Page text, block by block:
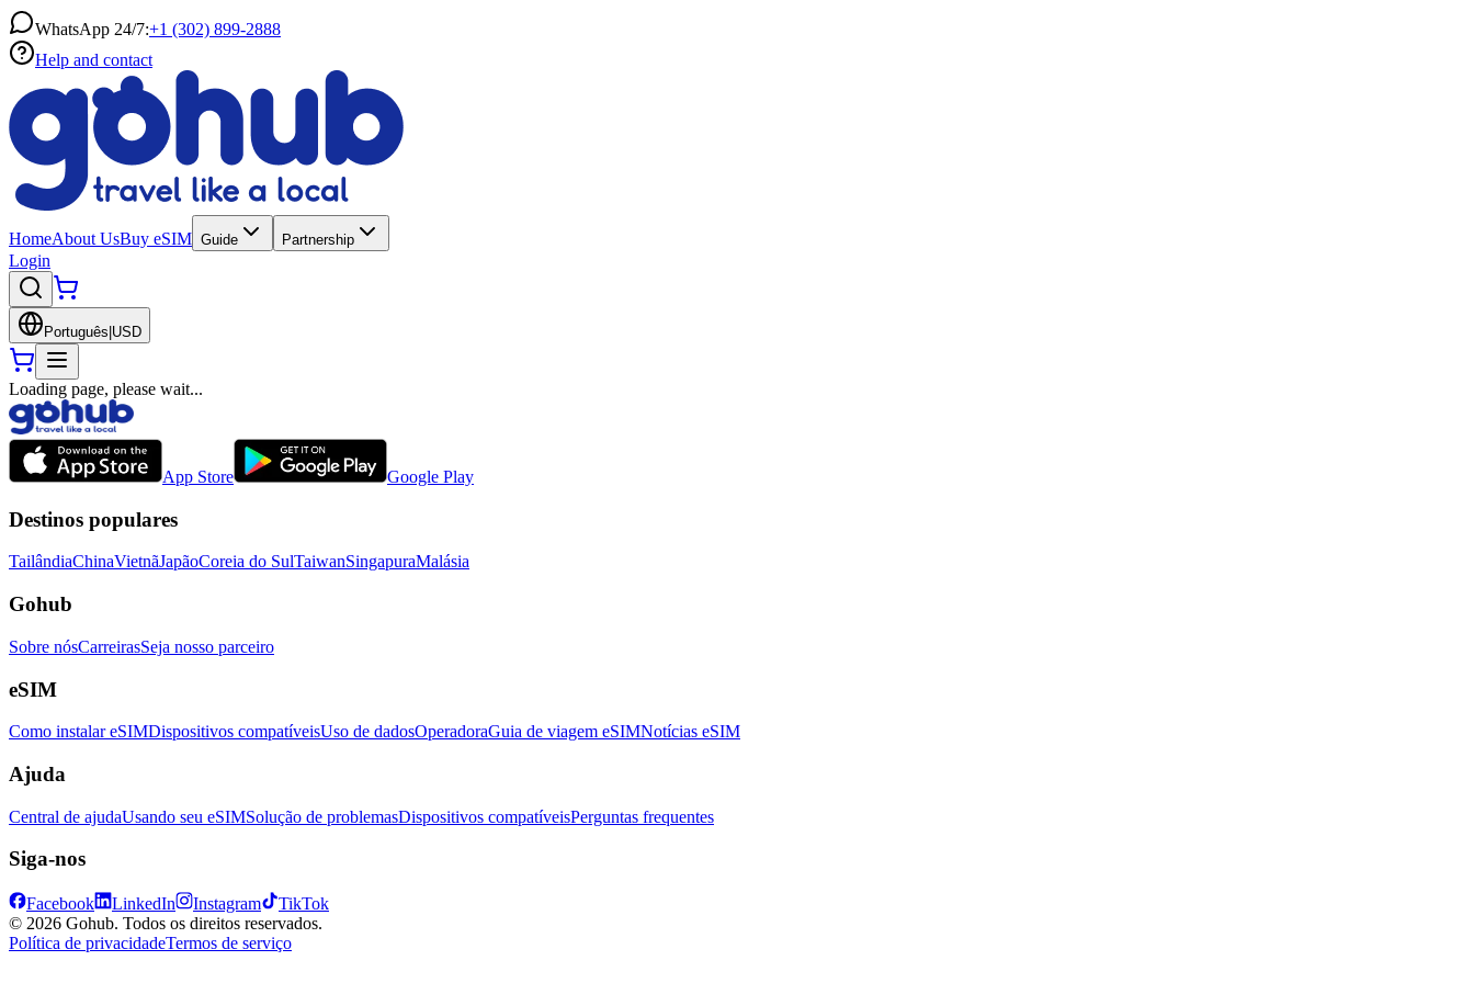
WhatsApp 24/7:+1 (302) 899-2888
Help and contact
HomeAbout UsBuy eSIM Guide Partnership
Login
Português USD
Loading page, please wait...
App Store Google Play
Destinos populares
TailândiaChinaVietnãJapãoCoreia do SulTaiwanSingapuraMalásia
Gohub
Sobre nósCarreirasSeja nosso parceiro
eSIM
Como instalar eSIMDispositivos compatíveisUso de dadosOperadoraGuia de viagem eSIMNotícias eSIM
Ajuda
Central de ajudaUsando seu eSIMSolução de problemasDispositivos compatíveisPerguntas frequentes
Siga-nos
Facebook LinkedIn Instagram
TikTok
© 2026 Gohub. Todos os direitos reservados.
Política de privacidadeTermos de serviço